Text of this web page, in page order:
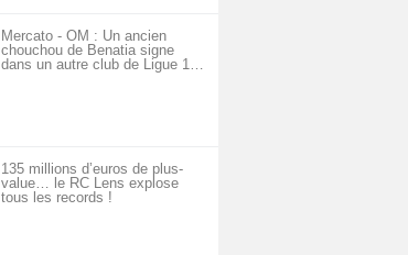
Mercato - OM : Un ancien
chouchou de Benatia signe
dans un autre club de Ligue 1…
135 millions d’euros de plus-
value… le RC Lens explose
tous les records !